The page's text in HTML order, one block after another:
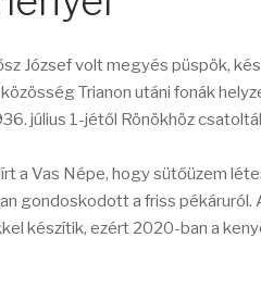
József volt megyés püspök,
Trianon utáni fonák
július 1-jétől Rönökhöz
a Vas Népe, hogy sütőüzem
gondoskodott a friss pékáruról.
készítik, ezért 2020-ban a